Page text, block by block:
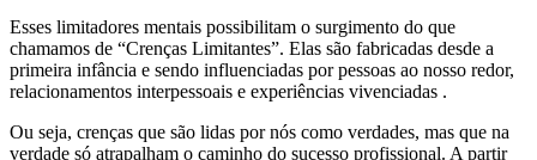
Esses limitadores mentais possibilitam o surgimento do que
chamamos de “Crenças Limitantes”. Elas são fabricadas desde a
primeira infância e sendo influenciadas por pessoas ao nosso redor,
relacionamentos interpessoais e experiências vivenciadas .
Ou seja, crenças que são lidas por nós como verdades, mas que na
verdade só atrapalham o caminho do sucesso profissional. A partir